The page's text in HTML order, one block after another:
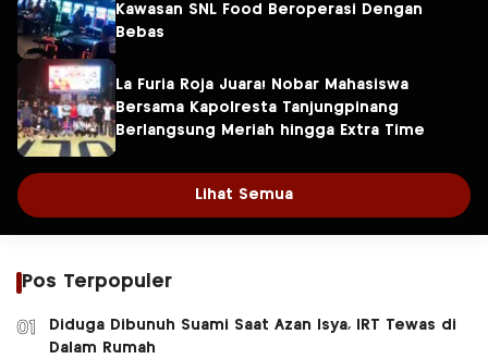
Kawasan SNL Food Beroperasi Dengan
Bebas
La Furia Roja Juara! Nobar Mahasiswa
Bersama Kapolresta Tanjungpinang
Berlangsung Meriah hingga Extra Time
Lihat Semua
Pos Terpopuler
01
Diduga Dibunuh Suami Saat Azan Isya, IRT Tewas di
Dalam Rumah